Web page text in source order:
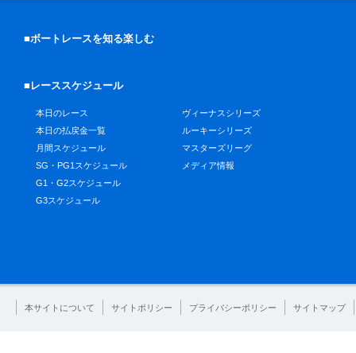
■ボートレースを知る楽しむ
■レーススケジュール
本日のレース
本日の払戻金一覧
月間スケジュール
SG・PG1スケジュール
G1・G2スケジュール
G3スケジュール
ヴィーナスシリーズ
ルーキーシリーズ
マスターズリーグ
メディア情報
本サイトについて サイトポリシー プライバシーポリシー サイトマップ